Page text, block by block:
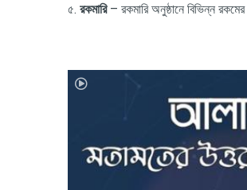
৫.রকমারি – রকমারি অনুষ্ঠানে বিভিন্ন